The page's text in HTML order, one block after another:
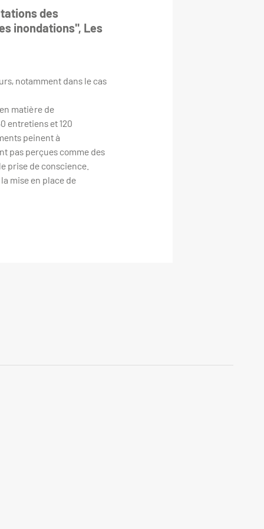
des
inondations", Les
notamment dans le cas
matière de
entretiens et 120
peinent à
pas perçues comme des
prise de conscience.
mise en place de